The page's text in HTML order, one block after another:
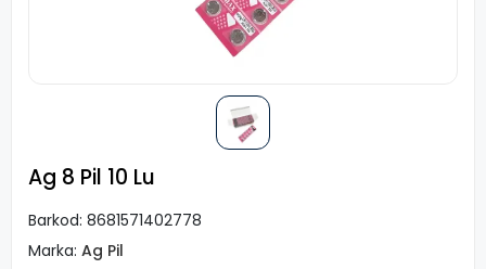
Ag 8 Pil 10 Lu
Barkod: 8681571402778
Marka: Ag Pil